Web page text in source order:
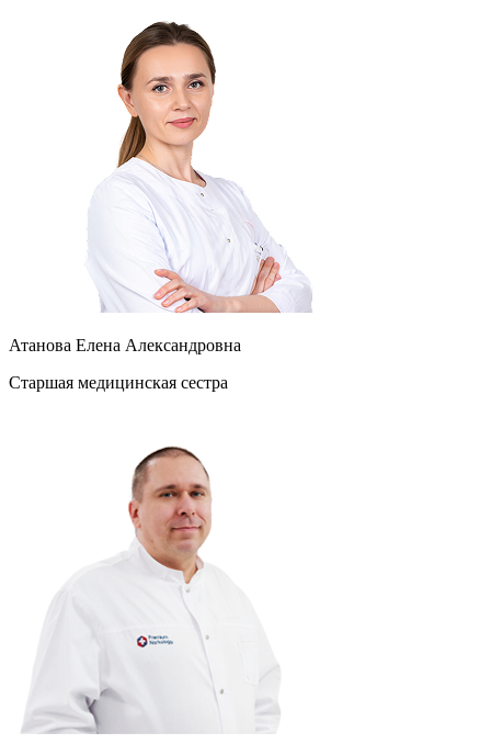
Атанова Елена Александровна
Старшая медицинская сестра